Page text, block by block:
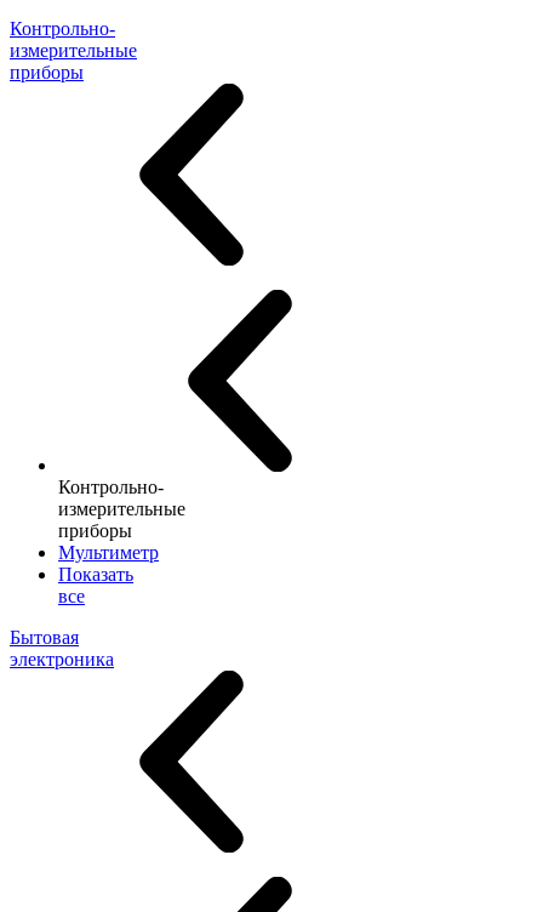
Контрольно-
измерительные
приборы
Контрольно-
измерительные
приборы
Мультиметр
Показать
все
Бытовая
электроника